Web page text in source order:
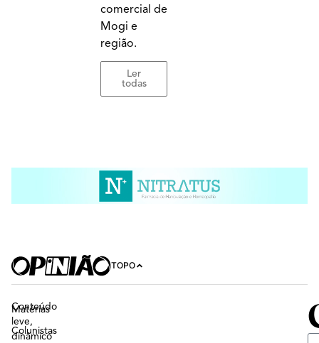
comercial de
Mogi e
região.
Ler
todas
TOPO
Conteúdo
leve,
dinâmico
Matérias
Colunistas